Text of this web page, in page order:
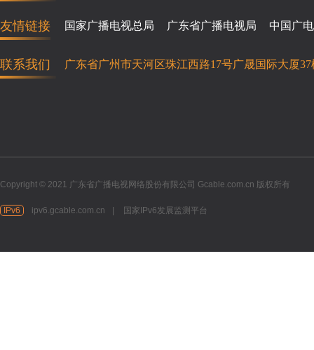
友情链接 国家广播电视总局 广东省广播电视局 中国广电
联系我们 广东省广州市天河区珠江西路17号广晟国际大厦37
Copyright © 2021 广东省广播电视网络股份有限公司 Gcable.com.cn 版权所有
IPv6 ipv6.gcable.com.cn 国家IPv6发展监测平台